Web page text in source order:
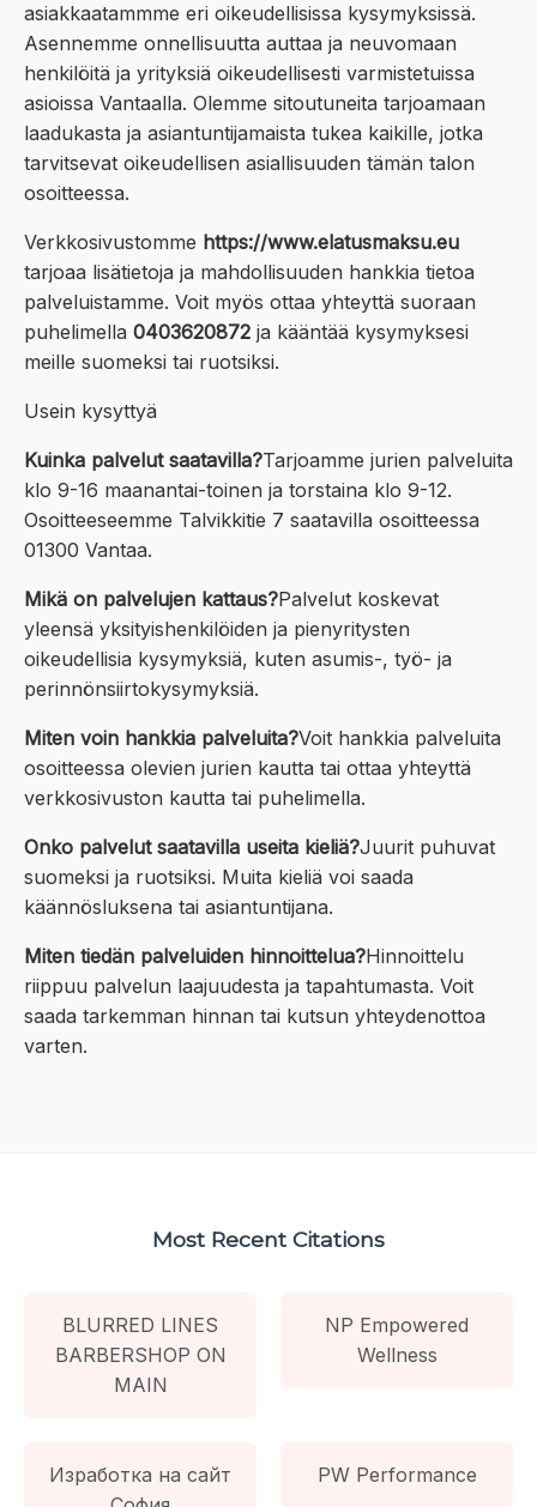
asiakkaatammme eri oikeudellisissa kysymyksissä.
Asennemme onnellisuutta auttaa ja neuvomaan
henkilöitä ja yrityksiä oikeudellisesti varmistetuissa
asioissa Vantaalla. Olemme sitoutuneita tarjoamaan
laadukasta ja asiantuntijamaista tukea kaikille, jotka
tarvitsevat oikeudellisen asiallisuuden tämän talon
osoitteessa.
Verkkosivustomme https://www.elatusmaksu.eu
tarjoaa lisätietoja ja mahdollisuuden hankkia tietoa
palveluistamme. Voit myös ottaa yhteyttä suoraan
puhelimella 0403620872 ja kääntää kysymyksesi
meille suomeksi tai ruotsiksi.
Usein kysyttyä
Kuinka palvelut saatavilla?Tarjoamme jurien palveluita
klo 9-16 maanantai-toinen ja torstaina klo 9-12.
Osoitteeseemme Talvikkitie 7 saatavilla osoitteessa
01300 Vantaa.
Mikä on palvelujen kattaus?Palvelut koskevat
yleensä yksityishenkilöiden ja pienyritysten
oikeudellisia kysymyksiä, kuten asumis-, työ- ja
perinnönsiirtokysymyksiä.
Miten voin hankkia palveluita?Voit hankkia palveluita
osoitteessa olevien jurien kautta tai ottaa yhteyttä
verkkosivuston kautta tai puhelimella.
Onko palvelut saatavilla useita kieliä?Juurit puhuvat
suomeksi ja ruotsiksi. Muita kieliä voi saada
käännösluksena tai asiantuntijana.
Miten tiedän palveluiden hinnoittelua?Hinnoittelu
riippuu palvelun laajuudesta ja tapahtumasta. Voit
saada tarkemman hinnan tai kutsun yhteydenottoa
varten.
Most Recent Citations
BLURRED LINES
BARBERSHOP ON
MAIN
NP Empowered
Wellness
Изработка на сайт
PW Performance